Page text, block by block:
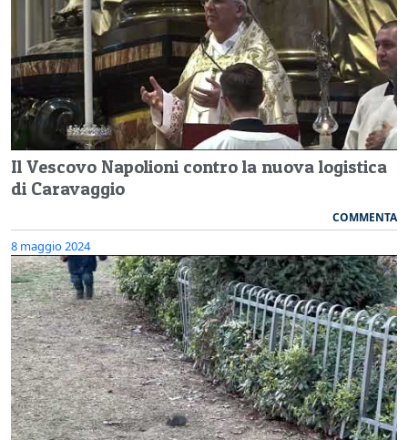
Il Vescovo Napolioni contro la nuova logistica
di Caravaggio
COMMENTA
8 maggio 2024